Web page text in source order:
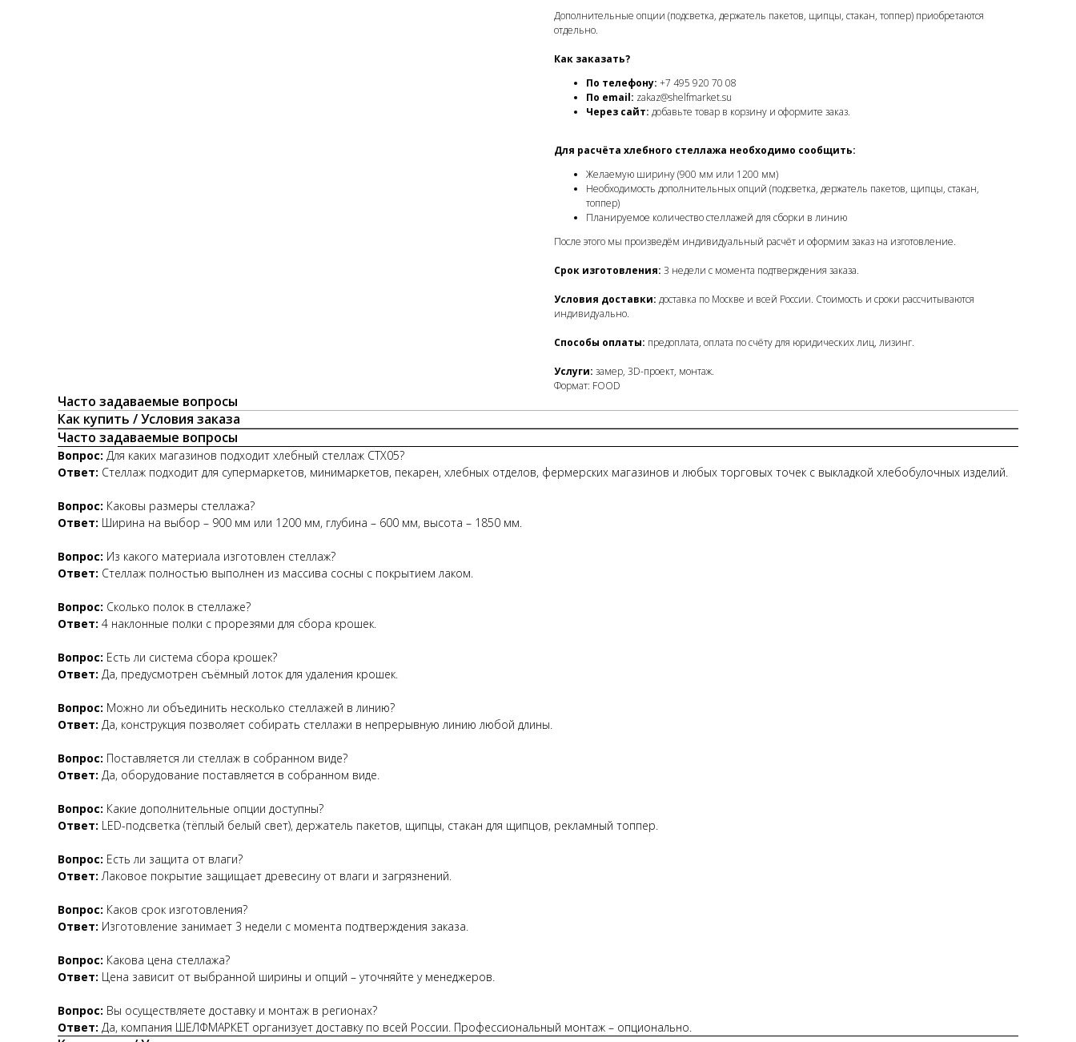
Дополнительные опции (подсветка, держатель пакетов, щипцы, стакан, топпер) приобретаются
отдельно.
Как заказать?
По телефону: +7 495 920 70 08
По email: zakaz@shelfmarket.su
Через сайт: добавьте товар в корзину и оформите заказ.
Для расчёта хлебного стеллажа необходимо сообщить:
Желаемую ширину (900 мм или 1200 мм)
Необходимость дополнительных опций (подсветка, держатель пакетов, щипцы, стакан,
топпер)
Планируемое количество стеллажей для сборки в линию
После этого мы произведём индивидуальный расчёт и оформим заказ на изготовление.
Срок изготовления: 3 недели с момента подтверждения заказа.
Условия доставки: доставка по Москве и всей России. Стоимость и сроки рассчитываются
индивидуально.
Способы оплаты: предоплата, оплата по счёту для юридических лиц, лизинг.
Услуги: замер, 3D-проект, монтаж.
Формат: FOOD
Часто задаваемые вопросы
Как купить / Условия заказа
Часто задаваемые вопросы
Вопрос: Для каких магазинов подходит хлебный стеллаж СТХ05?
Ответ: Стеллаж подходит для супермаркетов, минимаркетов, пекарен, хлебных отделов, фермерских магазинов и любых торговых точек с выкладкой хлебобулочных изделий.
Вопрос: Каковы размеры стеллажа?
Ответ: Ширина на выбор – 900 мм или 1200 мм, глубина – 600 мм, высота – 1850 мм.
Вопрос: Из какого материала изготовлен стеллаж?
Ответ: Стеллаж полностью выполнен из массива сосны с покрытием лаком.
Вопрос: Сколько полок в стеллаже?
Ответ: 4 наклонные полки с прорезями для сбора крошек.
Вопрос: Есть ли система сбора крошек?
Ответ: Да, предусмотрен съёмный лоток для удаления крошек.
Вопрос: Можно ли объединить несколько стеллажей в линию?
Ответ: Да, конструкция позволяет собирать стеллажи в непрерывную линию любой длины.
Вопрос: Поставляется ли стеллаж в собранном виде?
Ответ: Да, оборудование поставляется в собранном виде.
Вопрос: Какие дополнительные опции доступны?
Ответ: LED-подсветка (тёплый белый свет), держатель пакетов, щипцы, стакан для щипцов, рекламный топпер.
Вопрос: Есть ли защита от влаги?
Ответ: Лаковое покрытие защищает древесину от влаги и загрязнений.
Вопрос: Каков срок изготовления?
Ответ: Изготовление занимает 3 недели с момента подтверждения заказа.
Вопрос: Какова цена стеллажа?
Ответ: Цена зависит от выбранной ширины и опций – уточняйте у менеджеров.
Вопрос: Вы осуществляете доставку и монтаж в регионах?
Ответ: Да, компания ШЕЛФМАРКЕТ организует доставку по всей России. Профессиональный монтаж – опционально.